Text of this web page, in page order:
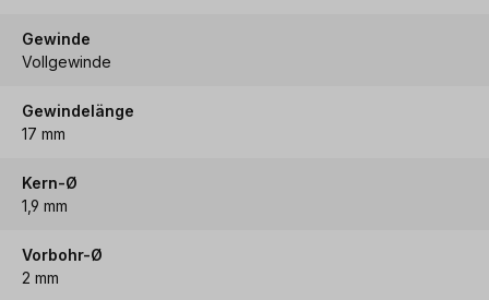
Gewinde
Vollgewinde
Gewindelänge
17 mm
Kern-Ø
1,9 mm
Vorbohr-Ø
2 mm